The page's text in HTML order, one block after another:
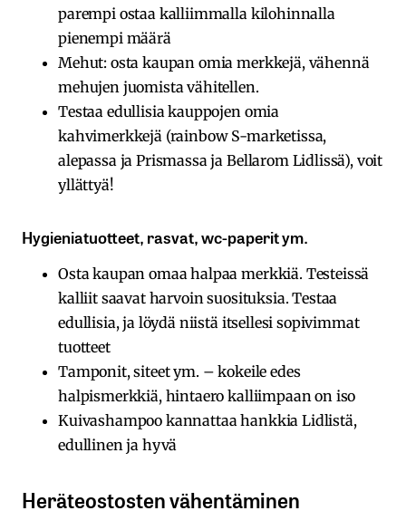
parempi ostaa kalliimmalla kilohinnalla
pienempi määrä
Mehut: osta kaupan omia merkkejä, vähennä
mehujen juomista vähitellen.
Testaa edullisia kauppojen omia
kahvimerkkejä (rainbow S-marketissa,
alepassa ja Prismassa ja Bellarom Lidlissä), voit
yllättyä!
Hygieniatuotteet, rasvat, wc-paperit ym.
Osta kaupan omaa halpaa merkkiä. Testeissä
kalliit saavat harvoin suosituksia. Testaa
edullisia, ja löydä niistä itsellesi sopivimmat
tuotteet
Tamponit, siteet ym. – kokeile edes
halpismerkkiä, hintaero kalliimpaan on iso
Kuivashampoo kannattaa hankkia Lidlistä,
edullinen ja hyvä
Heräteostosten vähentäminen